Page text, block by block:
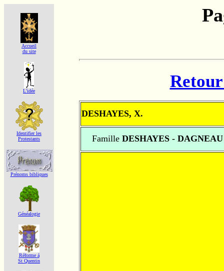
Accueil
du site
L'idée
Identifier les
Protestants
Prénoms bibliques
Généalogie
Réforme á
St Quentin
DESHAYES, X.
FamilleDESHAYES - DAGNEAU